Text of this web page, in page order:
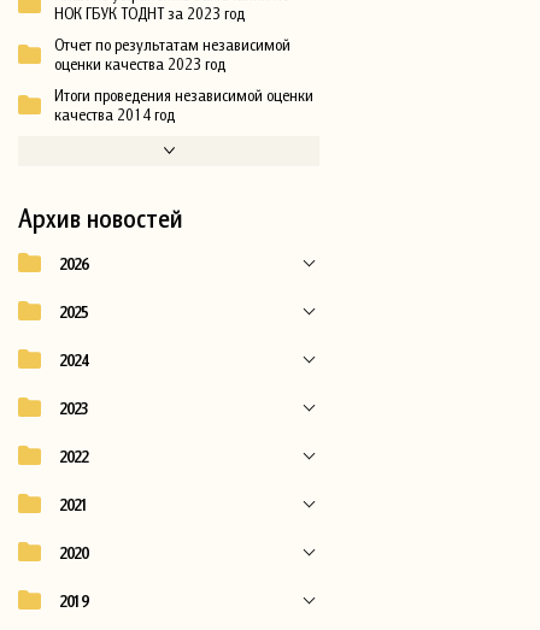
НОК ГБУК ТОДНТ за 2023 год
Отчет по результатам независимой
оценки качества 2023 год
Итоги проведения независимой оценки
качества 2014 год
Архив новостей
2026
2025
2024
2023
2022
2021
2020
2019